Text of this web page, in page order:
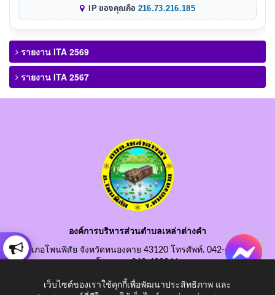
IP ของคุณคือ 216.73.216.185
รายงาน ITA 2569
รายงาน ITA 2567
องค์การบริหารส่วนตำบลเหล่าต่างคำ
อำเภอโพนพิสัย จังหวัดหนองคาย 43120 โทรศัพท์. 042-490845
โทรสาร. 042-490846
อีเมลกลาง. saraban@laotangkham.go.th
เว็บไซต์ของเราใช้คุกกี้เพื่อพัฒนาประสิทธิภาพ และ